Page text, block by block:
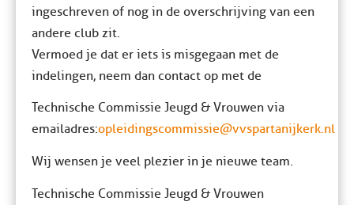
ingeschreven of nog in de overschrijving van een
andere club zit.
Vermoed je dat er iets is misgegaan met de
indelingen, neem dan contact op met de
Technische Commissie Jeugd & Vrouwen via
emailadres:opleidingscommissie@vvspartanijkerk.nl
Wij wensen je veel plezier in je nieuwe team.
Technische Commissie Jeugd & Vrouwen